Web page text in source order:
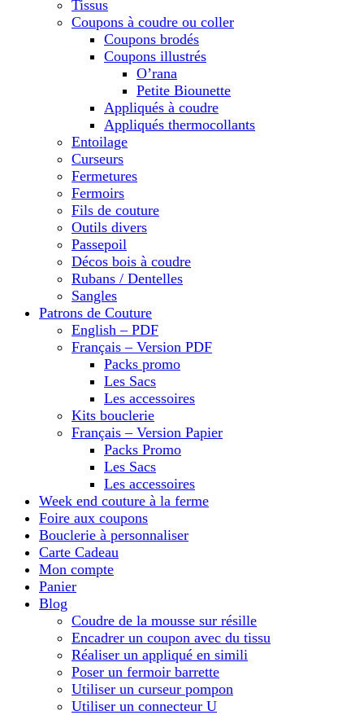
Tissus
Coupons à coudre ou coller
Coupons brodés
Coupons illustrés
O’rana
Petite Biounette
Appliqués à coudre
Appliqués thermocollants
Entoilage
Curseurs
Fermetures
Fermoirs
Fils de couture
Outils divers
Passepoil
Décos bois à coudre
Rubans / Dentelles
Sangles
Patrons de Couture
English – PDF
Français – Version PDF
Packs promo
Les Sacs
Les accessoires
Kits bouclerie
Français – Version Papier
Packs Promo
Les Sacs
Les accessoires
Week end couture à la ferme
Foire aux coupons
Bouclerie à personnaliser
Carte Cadeau
Mon compte
Panier
Blog
Coudre de la mousse sur résille
Encadrer un coupon avec du tissu
Réaliser un appliqué en simili
Poser un fermoir barrette
Utiliser un curseur pompon
Utiliser un connecteur U